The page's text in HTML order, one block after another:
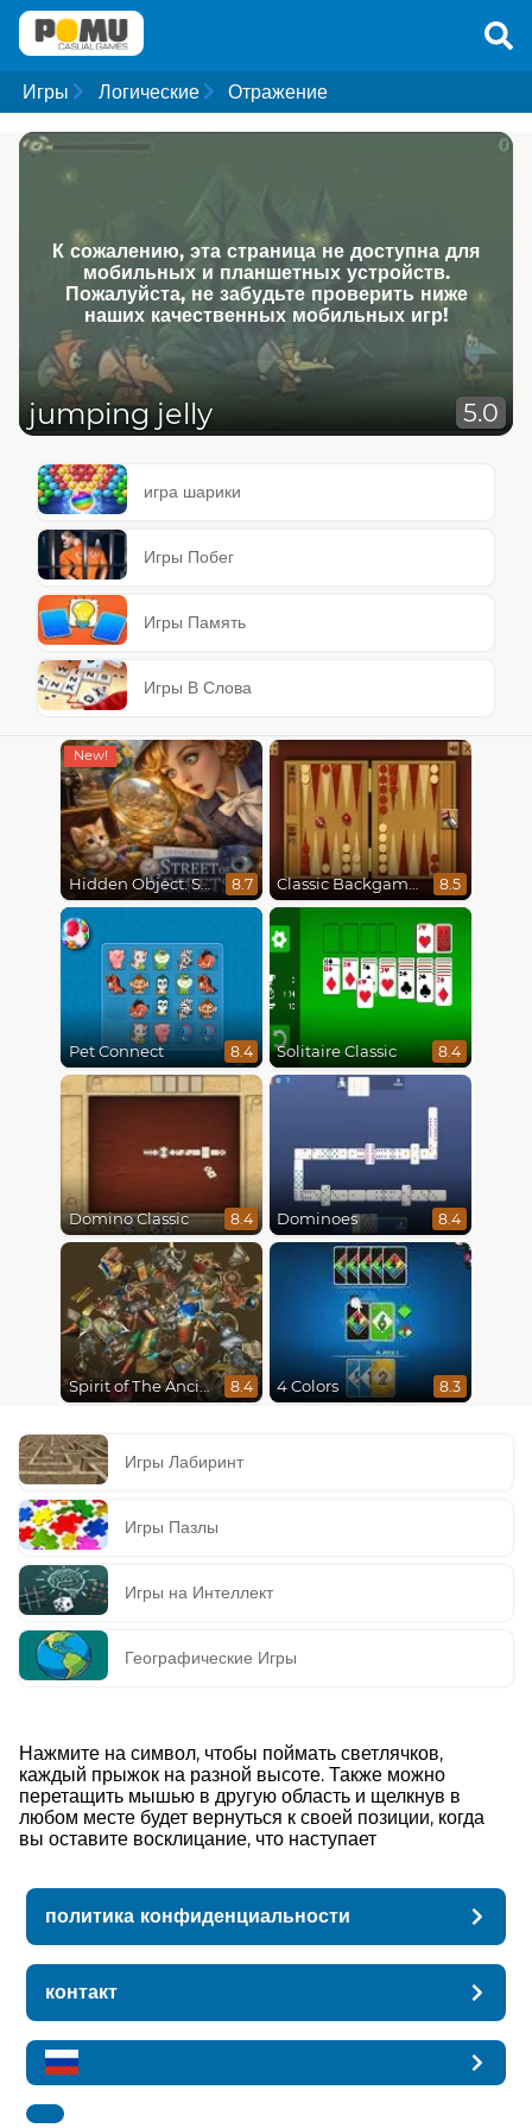
Игры Логические Отражение
К сожалению, эта страница не доступна для
мобильных и планшетных устройств.
Пожалуйста, не забудьте проверить ниже
наших качественных мобильных игр!
jumping jelly 5.0
игра шарики
Игры Побег
Игры Память
Игры В Слова
Hidden Object: Street Of Secrets 8.7 Classic Backgammon 8.5
Pet Connect 8.4 Solitaire Classic 8.4
Domino Classic 8.4 Dominoes 8.4
Spirit of The Ancient Forest 8.4 4 Colors 8.3
Игры Лабиринт
Игры Пазлы
Игры на Интеллект
Географические Игры
Нажмите на символ, чтобы поймать светлячков,
каждый прыжок на разной высоте. Также можно
перетащить мышью в другую область и щелкнув в
любом месте будет вернуться к своей позиции, когда
вы оставите восклицание, что наступает
политика конфиденциальности
контакт